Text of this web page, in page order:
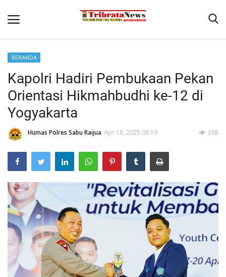
Home
Terms & Conditions
Reskrim
Binkam
Lantas
Polisi Kita
Giat Ops
BERANDA
Kapolri Hadiri Pembukaan Pekan
Orientasi Hikmahbudhi ke-12 di
Yogyakarta
Humas Polres Sabu Raijua Apr 18, 2025 08:19 268